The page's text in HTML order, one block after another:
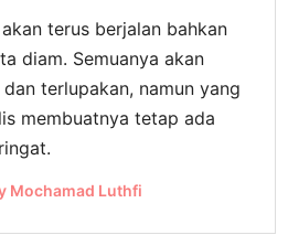
terus berjalan bahkan
diam. Semuanya akan
terlupakan, namun yang
membuatnya tetap ada
Mochamad Luthfi